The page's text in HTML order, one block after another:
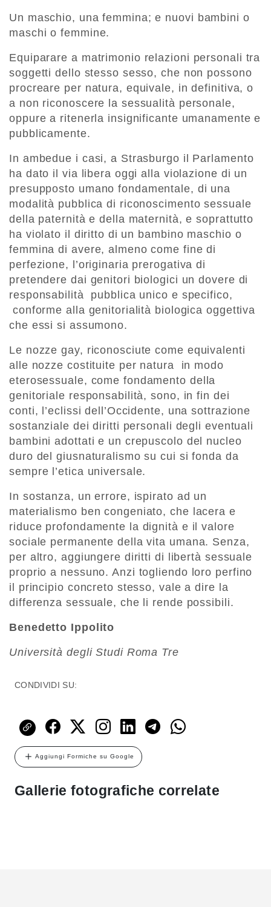
Un maschio, una femmina; e nuovi bambini o
maschi o femmine.
Equiparare a matrimonio relazioni personali tra
soggetti dello stesso sesso, che non possono
procreare per natura, equivale, in definitiva, o
a non riconoscere la sessualità personale,
oppure a ritenerla insignificante umanamente e
pubblicamente.
In ambedue i casi, a Strasburgo il Parlamento
ha dato il via libera oggi alla violazione di un
presupposto umano fondamentale, di una
modalità pubblica di riconoscimento sessuale
della paternità e della maternità, e soprattutto
ha violato il diritto di un bambino maschio o
femmina di avere, almeno come fine di
perfezione, l’originaria prerogativa di
pretendere dai genitori biologici un dovere di
responsabilità pubblica unico e specifico,
conforme alla genitorialità biologica oggettiva
che essi si assumono.
Le nozze gay, riconosciute come equivalenti
alle nozze costituite per natura in modo
eterosessuale, come fondamento della
genitoriale responsabilità, sono, in fin dei
conti, l’eclissi dell’Occidente, una sottrazione
sostanziale dei diritti personali degli eventuali
bambini adottati e un crepuscolo del nucleo
duro del giusnaturalismo su cui si fonda da
sempre l’etica universale.
In sostanza, un errore, ispirato ad un
materialismo ben congeniato, che lacera e
riduce profondamente la dignità e il valore
sociale permanente della vita umana. Senza,
per altro, aggiungere diritti di libertà sessuale
proprio a nessuno. Anzi togliendo loro perfino
il principio concreto stesso, vale a dire la
differenza sessuale, che li rende possibili.
Benedetto Ippolito
Università degli Studi Roma Tre
CONDIVIDI SU:
Aggiungi Formiche su Google
Gallerie fotografiche correlate